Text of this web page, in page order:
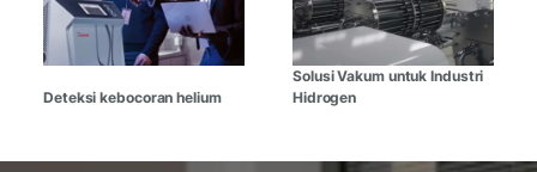
Deteksi kebocoran helium
Solusi Vakum untuk Industri
Hidrogen